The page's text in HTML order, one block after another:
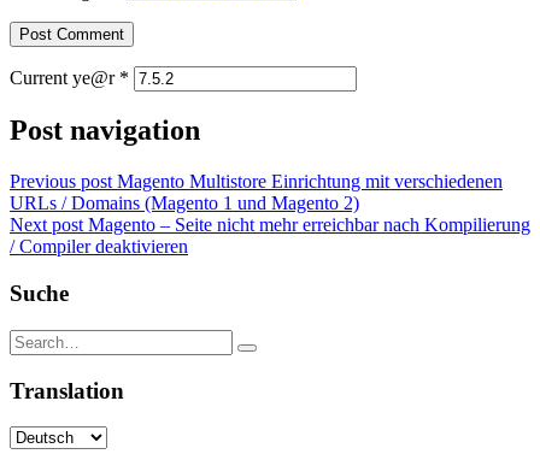
Current ye@r *
Post navigation
Previous post Magento Multistore Einrichtung mit verschiedenen
URLs / Domains (Magento 1 und Magento 2)
Next post Magento – Seite nicht mehr erreichbar nach Kompilierung
/ Compiler deaktivieren
Suche
Translation